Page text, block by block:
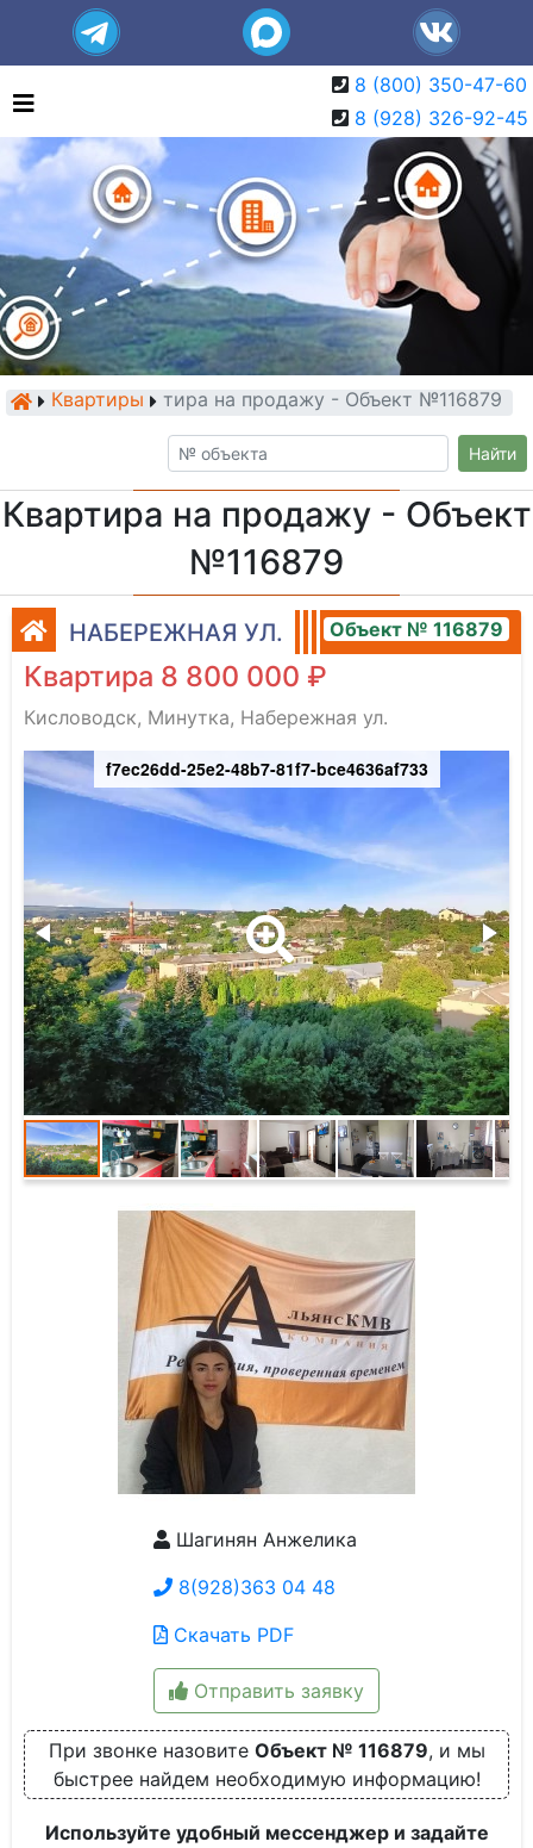
8 (800) 350-47-60
8 (928) 326-92-45
КвартирыКвартира на продажу - Объект №116879
Найти
Квартира на продажу - Объект
№116879
НАБЕРЕЖНАЯ УЛ. Объект № 116879
Квартира 8 800 000 ₽
Кисловодск, Минутка, Набережная ул.
f7ec26dd-25e2-48b7-81f7-bce4636af733
Шагинян Анжелика
8(928)363 04 48
Скачать PDF
Отправить заявку
При звонке назовите Объект № 116879, и мы
быстрее найдем необходимую информацию!
Используйте удобный мессенджер и задайте